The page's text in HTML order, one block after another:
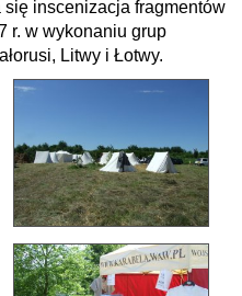
się inscenizacja fragmentów
r. w wykonaniu grup
Litwy i Łotwy.